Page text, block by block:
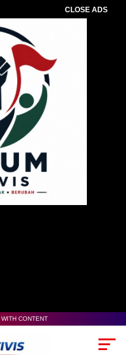
CLOSE ADS
CONTENT